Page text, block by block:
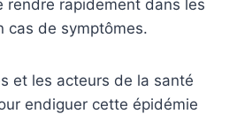
rendre rapidement dans les
cas de symptômes.
et les acteurs de la santé
endiguer cette épidémie